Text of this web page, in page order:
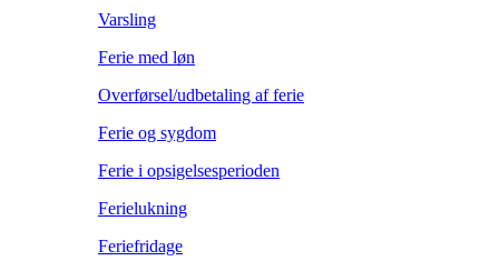
Varsling
Ferie med løn
Overførsel/udbetaling af ferie
Ferie og sygdom
Ferie i opsigelsesperioden
Ferielukning
Feriefridage